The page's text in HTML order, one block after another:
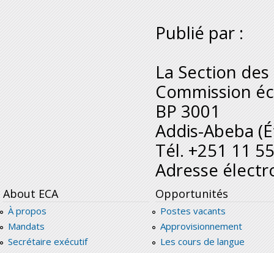
Publié par :
La Section
Commission
BP 3001
Addis-Abeba
Tél. +251 11
Adresse
About ECA
À propos
Mandats
Secrétaire exécutif
Opportunités
Postes vacants
Approvisionnement
Les cours de langue